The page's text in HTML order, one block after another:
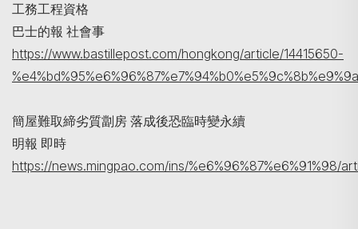
工務工程資格
巴士的報 社會事
https://www.bastillepost.com/hongkong/article/14415650-
簡屋難取締劣質劏房 落成後恐臨時變永續
明報 即時
https://news.mingpao.com/ins/%e6%96%87%e6%91%98/